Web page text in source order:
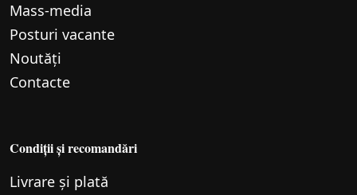
Mass-media
Posturi vacante
Noutăți
Contacte
Condiții și recomandări
Livrare și plată